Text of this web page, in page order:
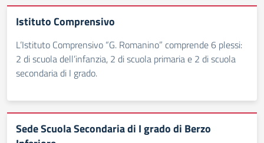
Istituto Comprensivo
L’Istituto Comprensivo “G. Romanino” comprende 6 plessi:
2 di scuola dell’infanzia, 2 di scuola primaria e 2 di scuola
secondaria di I grado.
Sede Scuola Secondaria di I grado di Berzo